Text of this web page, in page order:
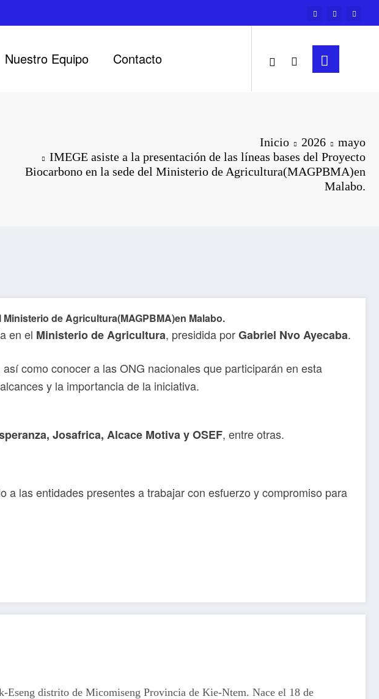
Nuestro Equipo Contacto
Inicio 2026
mayo
IMEGE asiste a la presentación de las líneas bases del Proyecto
Biocarbono en la sede del Ministerio de Agricultura(MAGPBMA)en
Malabo.
de Agricultura(MAGPBMA)en Malabo.
en el Ministerio de Agricultura, presidida porGabriel Nvo Ayecaba.
así como conocer a las ONG nacionales que participarán en esta
y la importancia de la iniciativa.
Josafrica, Alcace Motiva y OSEF, entre otras.
las entidades presentes a trabajar con esfuerzo y compromiso para
Eseng distrito de Micomiseng Provincia de Kie-Ntem. Nace el 18 de